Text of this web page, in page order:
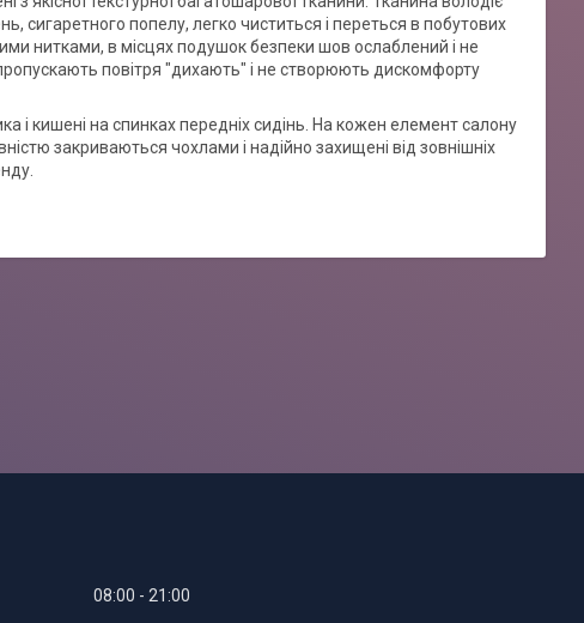
сигаретного попелу, легко чиститься і переться в побутових
нитками, в місцях подушок безпеки шов ослаблений і не
повітря "дихають" і не створюють дискомфорту
і кишені на спинках передніх сидінь. На кожен елемент салону
закриваються чохлами і надійно захищені від зовнішніх
08:00
21:00